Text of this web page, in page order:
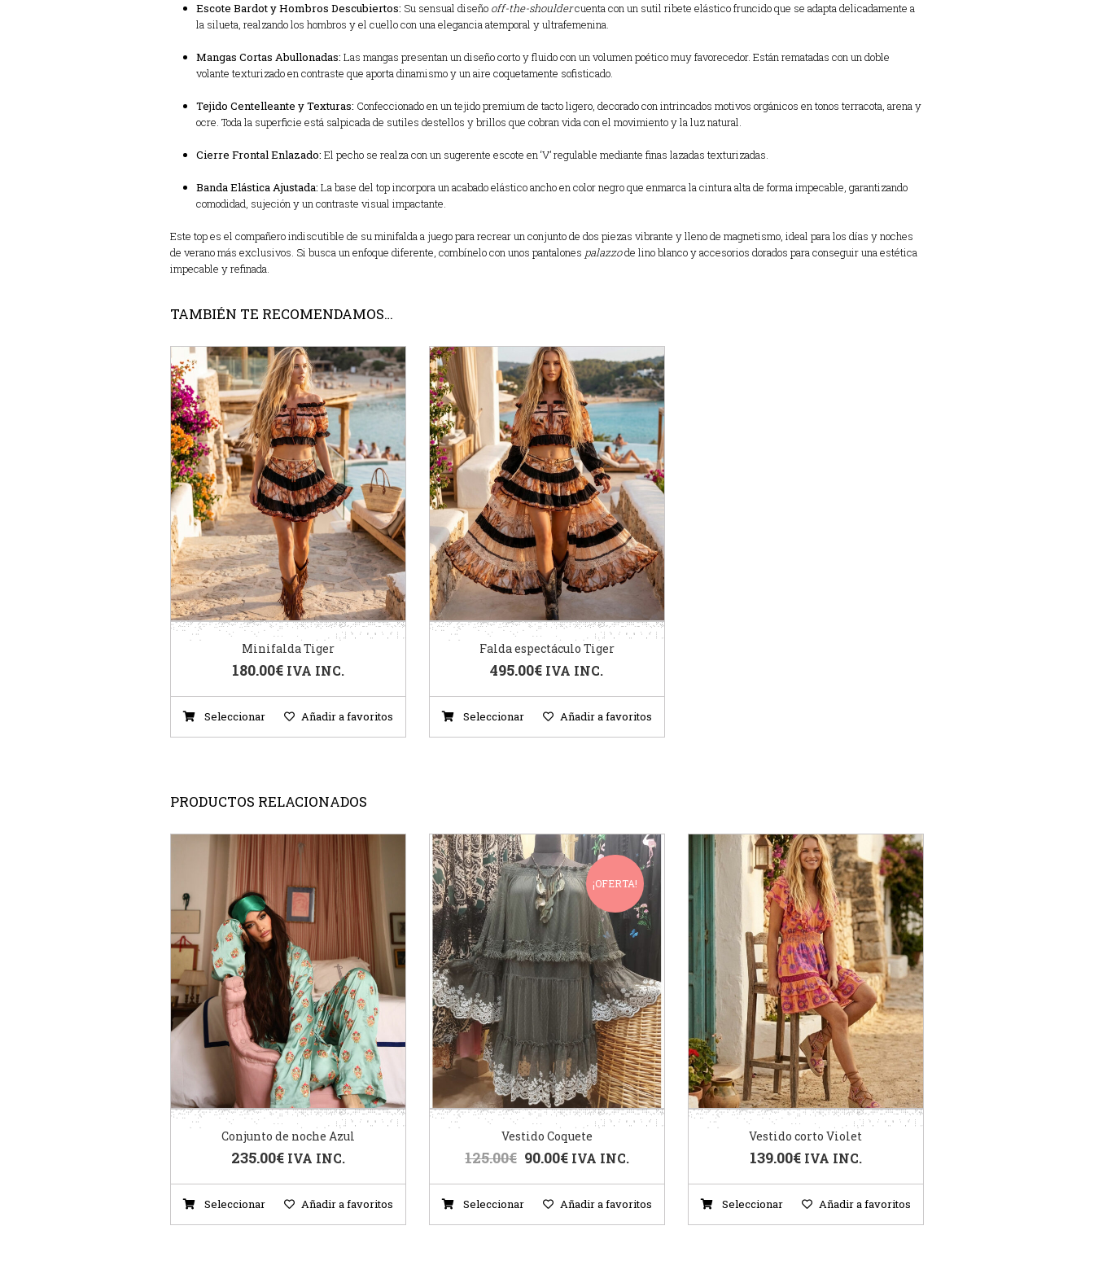
Escote Bardot y Hombros Descubiertos: Su sensual diseño off-the-shouldercuenta con un sutil ribete elástico fruncido que se adapta delicadamente a
la silueta, realzando los hombros y el cuello con una elegancia atemporal y ultrafemenina.
Mangas Cortas Abullonadas: Las mangas presentan un diseño corto y fluido con un volumen poético muy favorecedor. Están rematadas con un doble
volante texturizado en contraste que aporta dinamismo y un aire coquetamente sofisticado.
Tejido Centelleante y Texturas: Confeccionado en un tejido premium de tacto ligero, decorado con intrincados motivos orgánicos en tonos terracota, arena y
ocre. Toda la superficie está salpicada de sutiles destellos y brillos que cobran vida con el movimiento y la luz natural.
Cierre Frontal Enlazado: El pecho se realza con un sugerente escote en ‘V’ regulable mediante finas lazadas texturizadas.
Banda Elástica Ajustada: La base del top incorpora un acabado elástico ancho en color negro que enmarca la cintura alta de forma impecable, garantizando
comodidad, sujeción y un contraste visual impactante.
Este top es el compañero indiscutible de su minifalda a juego para recrear un conjunto de dos piezas vibrante y lleno de magnetismo, ideal para los días y noches
de verano más exclusivos. Si busca un enfoque diferente, combínelo con unos pantalones palazzode lino blanco y accesorios dorados para conseguir una estética
impecable y refinada.
TAMBIÉN TE RECOMENDAMOS…
Minifalda Tiger
180.00€ IVA INC.
Seleccionar Añadir a favoritos
Falda espectáculo Tiger
495.00€ IVA INC.
Seleccionar Añadir a favoritos
PRODUCTOS RELACIONADOS
Conjunto de noche Azul
235.00€ IVA INC.
Seleccionar Añadir a favoritos
¡OFERTA!
Vestido Coquete
125.00€ 90.00€ IVA INC.
Seleccionar Añadir a favoritos
Vestido corto Violet
139.00€ IVA INC.
Seleccionar Añadir a favoritos